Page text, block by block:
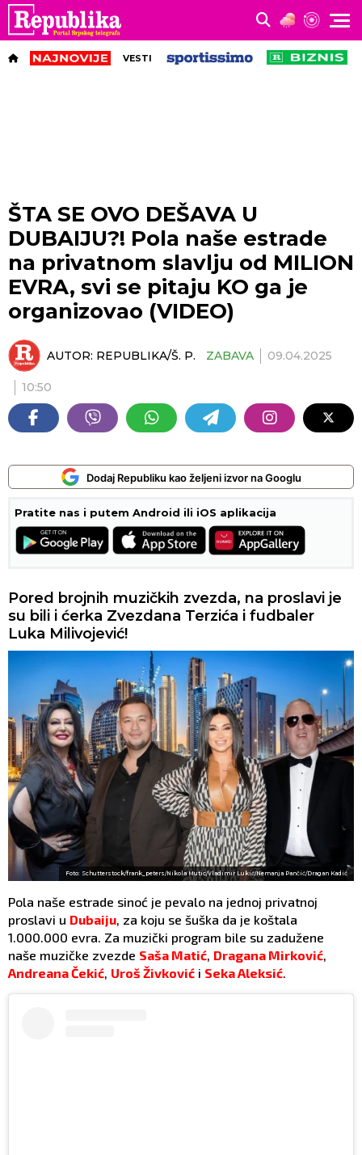
VESTI
ŠTA SE OVO DEŠAVA U
DUBAIJU?! Pola naše estrade
na privatnom slavlju od MILION
EVRA, svi se pitaju KO ga je
organizovao (VIDEO)
AUTOR: REPUBLIKA/Š. P. ZABAVA 09.04.2025
10:50
Dodaj Republiku kao željeni izvor na Googlu
Pratite nas i putem Android ili iOS aplikacija
Pored brojnih muzičkih zvezda, na proslavi je
su bili i ćerka Zvezdana Terzića i fudbaler
Luka Milivojević!
Foto: Schutterstock/frank_peters/Nikola Mutic/Vladimir Lukić/Nemanja Pančić/Dragan Kadić
Pola naše estrade sinoć je pevalo na jednoj privatnoj
proslavi u Dubaiju, za koju se šuška da je koštala
1.000.000 evra. Za muzički program bile su zadužene
naše muzičke zvezde Saša Matić, Dragana Mirković,
Andreana Čekić, Uroš Živković i Seka Aleksić.